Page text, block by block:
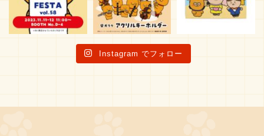
Instagram でフォロー